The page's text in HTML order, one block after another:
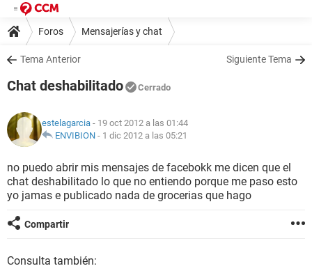
Foros Mensajerías y chat
Tema Anterior Siguiente Tema
Chat deshabilitado Cerrado
estelagarcia - 19 oct 2012 a las 01:44
ENVIBION - 1 dic 2012 a las 05:21
no puedo abrir mis mensajes de facebokk me dicen que el
chat deshabilitado lo que no entiendo porque me paso esto
yo jamas e publicado nada de grocerias que hago
Compartir
Consulta también: